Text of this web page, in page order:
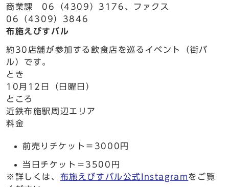
商業課 06（4309）3176、ファクス
06（4309）3846
布施えびすバル
約30店舗が参加する飲食店を巡るイベント（街バ
ル）です。
とき
10月12日（日曜日）
ところ
近鉄布施駅周辺エリア
料金
前売りチケット＝3000円
当日チケット＝3500円
※詳しくは、 布施えびすバル公式Instagramをご覧